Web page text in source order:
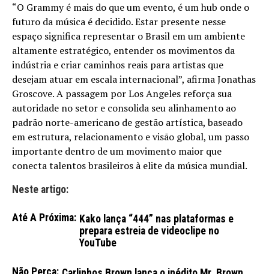
“O Grammy é mais do que um evento, é um hub onde o
futuro da música é decidido. Estar presente nesse
espaço significa representar o Brasil em um ambiente
altamente estratégico, entender os movimentos da
indústria e criar caminhos reais para artistas que
desejam atuar em escala internacional”, afirma Jonathas
Groscove. A passagem por Los Angeles reforça sua
autoridade no setor e consolida seu alinhamento ao
padrão norte-americano de gestão artística, baseado
em estrutura, relacionamento e visão global, um passo
importante dentro de um movimento maior que
conecta talentos brasileiros à elite da música mundial.
Neste artigo:
Até A Próxima: Kako lança “444” nas plataformas e
prepara estreia de videoclipe no
YouTube